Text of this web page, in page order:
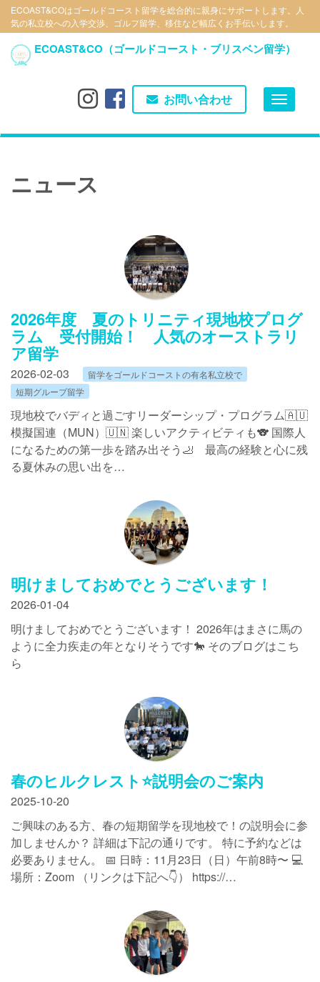
イ
コ
ECOAST&COはゴールドコースト留学を総合的に親身にサポートします。人
気の私立校への入学交渉、ゴルフ留学、移住など幅広くお手伝いします。
ECOAST&CO（ゴールドコースト・ブリスベン留学）
お問い合わせ
Toggle
ニュース
2026年度 夏のトリニティ現地校プログ
ラム 受付開始！ 人気のオーストラリ
ア留学
2026-02-03
留学をゴールドコーストの有名私立校で
短期グループ留学
現地校でバディと過ごすリーダーシップ・プログラム🇦🇺
模擬国連（MUN）🇺🇳 楽しいアクティビティも🐨 国際人
になるための第一歩を踏み出そう🦶 最高の経験と心に残
る夏休みの思い出を…
明けましておめでとうございます！
2026-01-04
明けましておめでとうございます！ 2026年はまさに馬の
ように全力疾走の年となりそうです🐎 そのブログはこち
ら
春のヒルクレスト⭐️説明会のご案内
2025-10-20
ご興味のある方、春の短期留学を現地校で！の説明会に参
加しませんか？ 詳細は下記の通りです。 特に予約などは
必要ありません。 📅 日時：11月23日（日）午前8時〜 💻
場所：Zoom （リンクは下記へ👇） https://…